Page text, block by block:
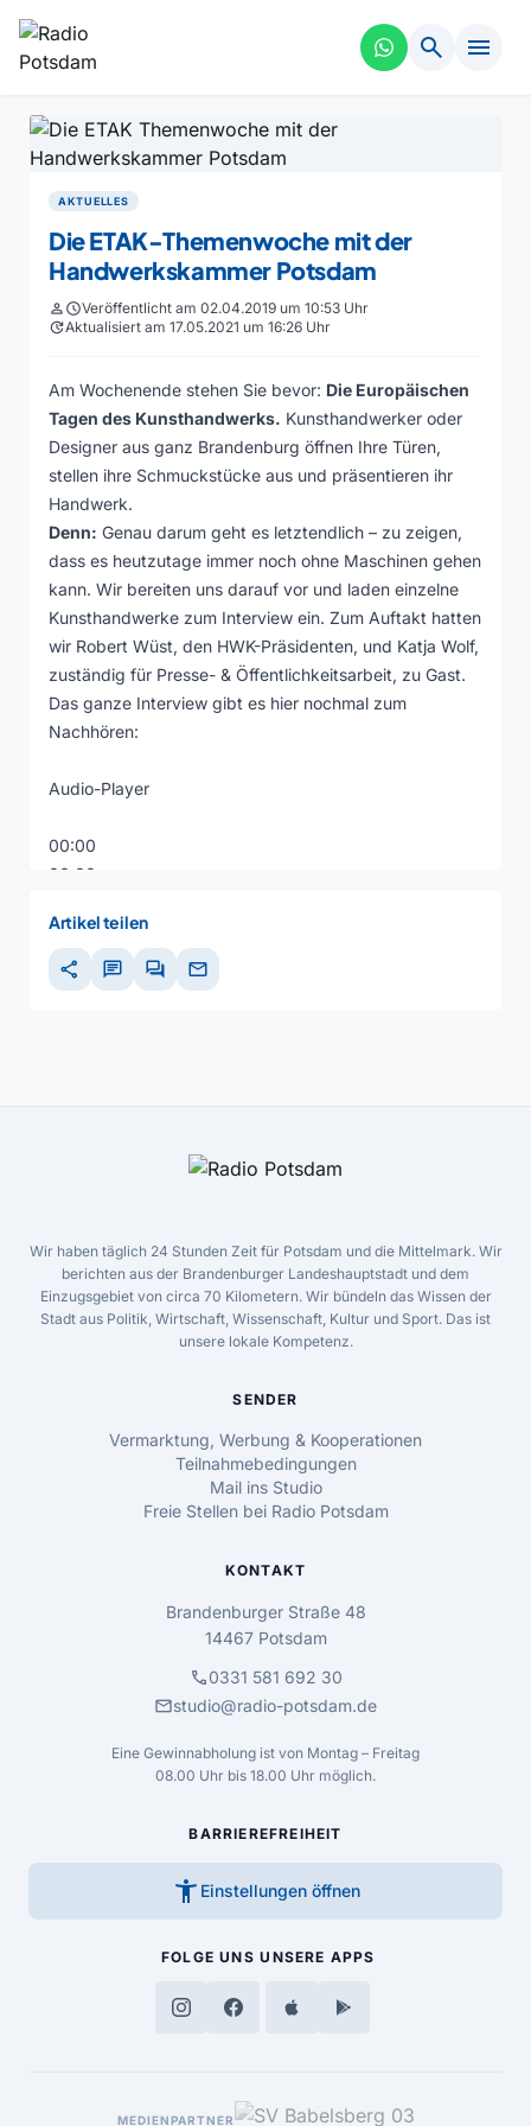
search menu
AKTUELLES
Die ETAK-Themenwoche mit der
Handwerkskammer Potsdam
personscheduleVeröffentlicht am 02.04.2019 um 10:53 Uhr
updateAktualisiert am 17.05.2021 um 16:26 Uhr
Am Wochenende stehen Sie bevor: Die Europäischen
Tagen des Kunsthandwerks. Kunsthandwerker oder
Designer aus ganz Brandenburg öffnen Ihre Türen,
stellen ihre Schmuckstücke aus und präsentieren ihr
Handwerk.
Denn: Genau darum geht es letztendlich – zu zeigen,
dass es heutzutage immer noch ohne Maschinen gehen
kann. Wir bereiten uns darauf vor und laden einzelne
Kunsthandwerke zum Interview ein. Zum Auftakt hatten
wir Robert Wüst, den HWK-Präsidenten, und Katja Wolf,
zuständig für Presse- & Öffentlichkeitsarbeit, zu Gast.
Das ganze Interview gibt es hier nochmal zum
Nachhören:
Audio-Player
00:00
00:00
Artikel teilen
share chat forum mail
Wir haben täglich 24 Stunden Zeit für Potsdam und die Mittelmark. Wir
berichten aus der Brandenburger Landeshauptstadt und dem
Einzugsgebiet von circa 70 Kilometern. Wir bündeln das Wissen der
Stadt aus Politik, Wirtschaft, Wissenschaft, Kultur und Sport. Das ist
unsere lokale Kompetenz.
SENDER
Vermarktung, Werbung & Kooperationen
Teilnahmebedingungen
Mail ins Studio
Freie Stellen bei Radio Potsdam
KONTAKT
Brandenburger Straße 48
14467 Potsdam
call0331 581 692 30
mailstudio@radio-potsdam.de
Eine Gewinnabholung ist von Montag – Freitag
08.00 Uhr bis 18.00 Uhr möglich.
BARRIEREFREIHEIT
accessibility_new Einstellungen öffnen
FOLGE UNS UNSERE APPS
MEDIENPARTNER